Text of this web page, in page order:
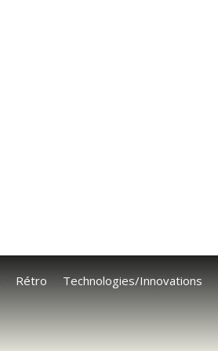
Rétro Technologies/Innovations